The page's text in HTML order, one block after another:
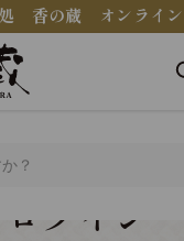
香の蔵 オンライン
ログイン